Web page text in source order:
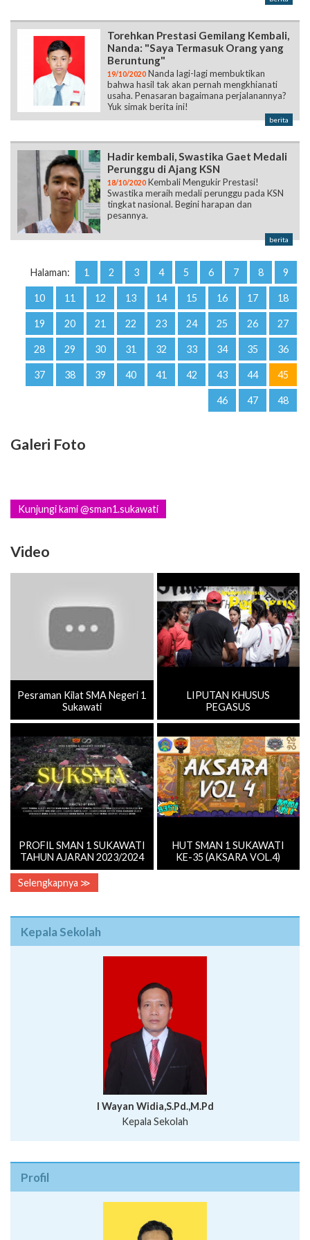
Torehkan Prestasi Gemilang Kembali,
Nanda: "Saya Termasuk Orang yang
Beruntung"
19/10/2020 Nanda lagi-lagi membuktikan
bahwa hasil tak akan pernah mengkhianati
usaha. Penasaran bagaimana perjalanannya?
Yuk simak berita ini!
berita
Hadir kembali, Swastika Gaet Medali
Perunggu di Ajang KSN
18/10/2020 Kembali Mengukir Prestasi!
Swastika meraih medali perunggu pada KSN
tingkat nasional. Begini harapan dan
pesannya.
berita
Halaman: 1 2 3 4 5 6 7 8 9
10 11 12 13 14 15 16 17 18
19 20 21 22 23 24 25 26 27
28 29 30 31 32 33 34 35 36
37 38 39 40 41 42 43 44 45
46 47 48
Galeri Foto
Kunjungi kami @sman1.sukawati
Video
Pesraman Kilat SMA Negeri 1
Sukawati
LIPUTAN KHUSUS
PEGASUS
PROFIL SMAN 1 SUKAWATI
TAHUN AJARAN 2023/2024
HUT SMAN 1 SUKAWATI
KE-35 (AKSARA VOL.4)
Selengkapnya ≫
Kepala Sekolah
I Wayan Widia,S.Pd.,M.Pd
Kepala Sekolah
Profil